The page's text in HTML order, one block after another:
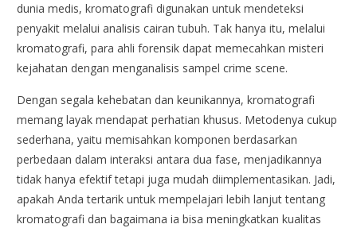
dunia medis, kromatografi digunakan untuk mendeteksi
penyakit melalui analisis cairan tubuh. Tak hanya itu, melalui
kromatografi, para ahli forensik dapat memecahkan misteri
kejahatan dengan menganalisis sampel crime scene.
Dengan segala kehebatan dan keunikannya, kromatografi
memang layak mendapat perhatian khusus. Metodenya cukup
sederhana, yaitu memisahkan komponen berdasarkan
perbedaan dalam interaksi antara dua fase, menjadikannya
tidak hanya efektif tetapi juga mudah diimplementasikan. Jadi,
apakah Anda tertarik untuk mempelajari lebih lanjut tentang
kromatografi dan bagaimana ia bisa meningkatkan kualitas